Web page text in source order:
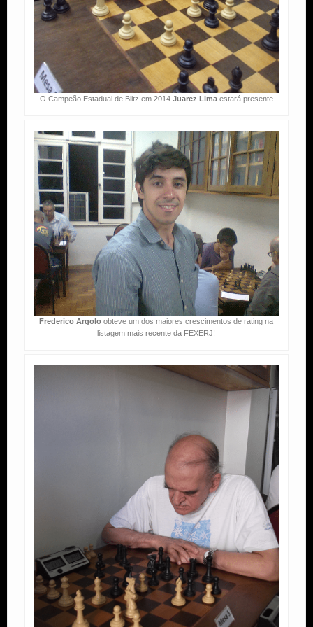
O Campeão Estadual de Blitz em 2014 Juarez Limaestará presente
Frederico Argolo obteve um dos maiores crescimentos de rating na
listagem mais recente da FEXERJ!